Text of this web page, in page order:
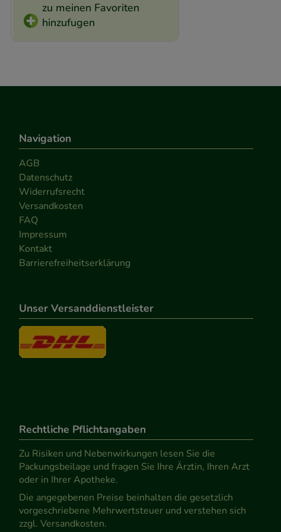
zu meinen Favoriten
hinzufugen
Navigation
AGB
Datenschutz
Widerrufsrecht
Versandkosten
FAQ
Impressum
Kontakt
Barrierefreiheitserklärung
Unser Versanddienstleister
Rechtliche Pflichtangaben
Zu Risiken und Nebenwirkungen lesen Sie die
Packungsbeilage und fragen Sie Ihre Ärztin, Ihren Arzt
oder in Ihrer Apotheke.
Die angegebenen Preise beinhalten die gesetzlich
vorgeschriebene Mehrwertsteuer und verstehen sich
zzgl. Versandkosten.